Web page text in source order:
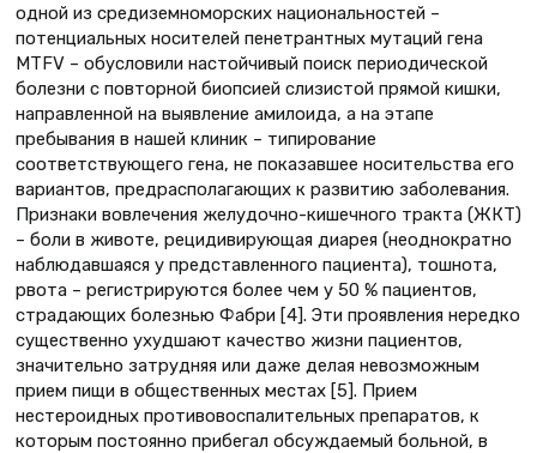
одной из средиземноморских национальностей –
потенциальных носителей пенетрантных мутаций гена
MTFV – обусловили настойчивый поиск периодической
болезни с повторной биопсией слизистой прямой кишки,
направленной на выявление амилоида, а на этапе
пребывания в нашей клиник – типирование
соответствующего гена, не показавшее носительства его
вариантов, предрасполагающих к развитию заболевания.
Признаки вовлечения желудочно-кишечного тракта (ЖКТ)
– боли в животе, рецидивирующая диарея (неоднократно
наблюдавшаяся у представленного пациента), тошнота,
рвота – регистрируются более чем у 50 % пациентов,
страдающих болезнью Фабри [4]. Эти проявления нередко
существенно ухудшают качество жизни пациентов,
значительно затрудняя или даже делая невозможным
прием пищи в общественных местах [5]. Прием
нестероидных противовоспалительных препаратов, к
которым постоянно прибегал обсуждаемый больной, в